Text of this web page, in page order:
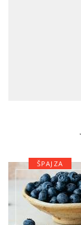
ŠPAJZA